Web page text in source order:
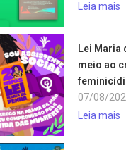
Leia mais
Lei Maria
meio ao
07/08/
Leia mais